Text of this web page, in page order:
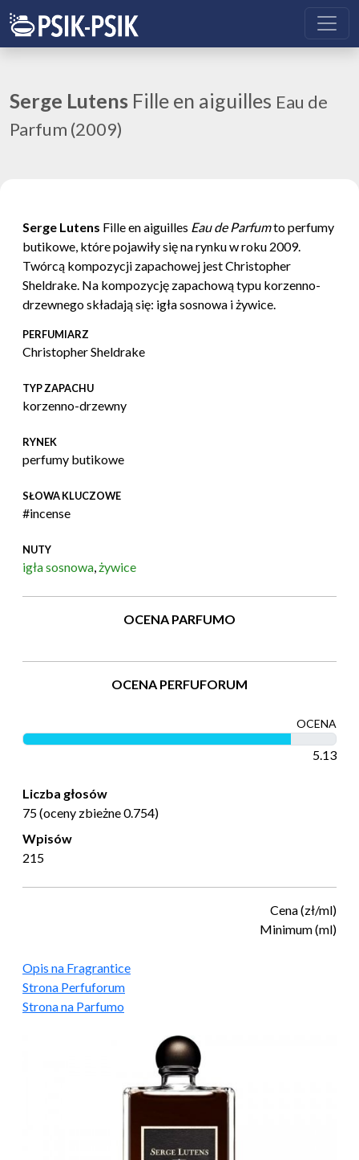
Serge Lutens Fille en aiguilles Eau de
Parfum (2009)
Serge Lutens Fille en aiguilles Eau de Parfumto perfumy
butikowe, które pojawiły się na rynku w roku 2009.
Twórcą kompozycji zapachowej jest Christopher
Sheldrake. Na kompozycję zapachową typu korzenno-
drzewnego składają się: igła sosnowa i żywice.
PERFUMIARZ
Christopher Sheldrake
TYP ZAPACHU
korzenno-drzewny
RYNEK
perfumy butikowe
SŁOWA KLUCZOWE
#incense
NUTY
igła sosnowa,żywice
OCENA PARFUMO
OCENA PERFUFORUM
OCENA
5.13
Liczba głosów
75 (oceny zbieżne 0.754)
Wpisów
215
Cena (zł/ml)
Minimum (ml)
Opis na Fragrantice
Strona Perfuforum
Strona na Parfumo